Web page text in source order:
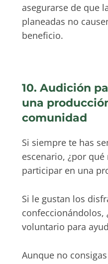
asegurarse de que
planeadas no
beneficio.
10. Audición
una
comunidad
Si siempre te has
escenario, ¿por
participar en una
Si le gustan los
confeccionándolos,
voluntario para
Aunque no